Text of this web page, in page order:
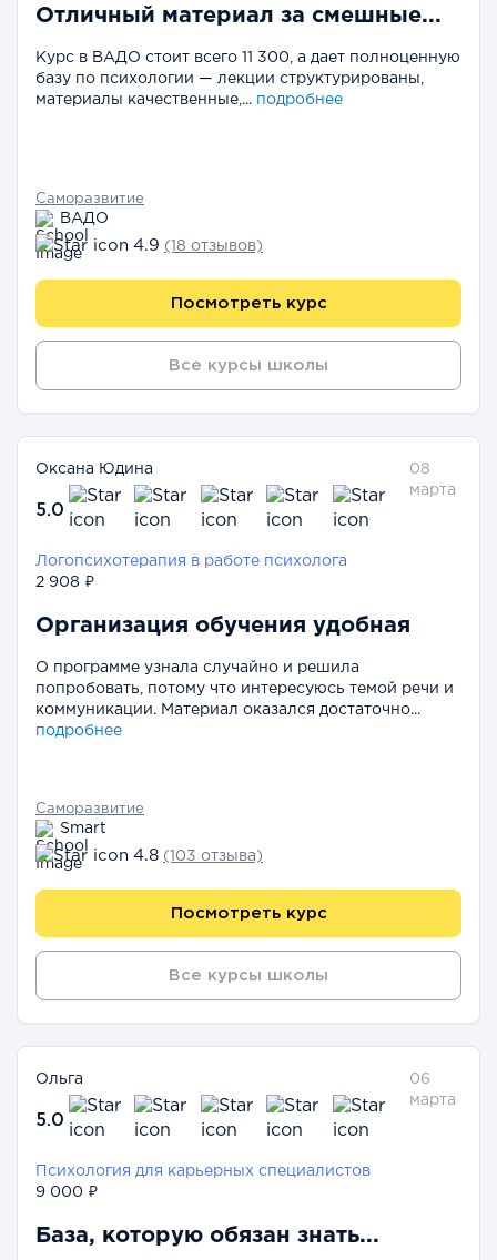
Отличный материал за смешные...
Курс в ВАДО стоит всего 11 300, а дает полноценную
базу по психологии — лекции структурированы,
материалы качественные,... подробнее
Саморазвитие
ВАДО
4.9 (18 отзывов)
Посмотреть курс
Все курсы школы
Оксана Юдина
5.0
08
марта
Логопсихотерапия в работе психолога
2 908 ₽
Организация обучения удобная
О программе узнала случайно и решила
попробовать, потому что интересуюсь темой речи и
коммуникации. Материал оказался достаточно...
подробнее
Саморазвитие
Smart
4.8 (103 отзыва)
Посмотреть курс
Все курсы школы
Ольга
5.0
06
марта
Психология для карьерных специалистов
9 000 ₽
База, которую обязан знать...